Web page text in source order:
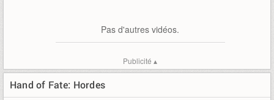
Pas d'autres vidéos.
Publicité ▴
Hand of Fate: Hordes